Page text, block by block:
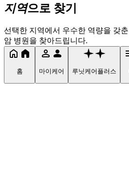
지역으로 찾기
선택한 지역에서 우수한 역량을 갖춘
암 병원을 찾아드립니다.
홈 마이케어 루닛케어플러스